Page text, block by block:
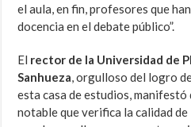
el aula, en fin, profesores que
docencia en el debate público”.
El rector de la Universidad de
Sanhueza, orgulloso del logro
esta casa de estudios, manifestó
notable que verifica la calidad